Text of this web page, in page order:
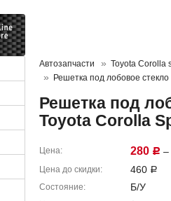
Автозапчасти
Toyota Corolla
Решетка под лобовое стекло
Решетка под
Toyota Corolla
Цена 280 Р –
Цена до скидки 460 Р
Состояние Б/У